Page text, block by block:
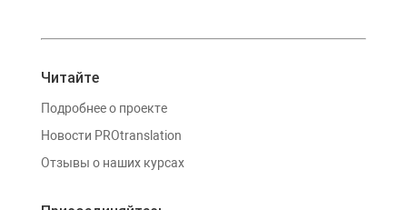
Читайте
Подробнее о проекте
Новости PROtranslation
Отзывы о наших курсах